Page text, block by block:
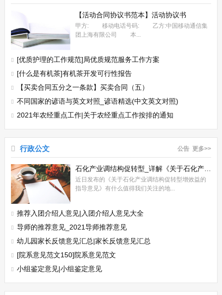
【活动合同协议书范本】活动协议书
甲方: 移动电话号码: 乙方:中国移动通信集
团上海有限公司 本...
[优质护理的工作规范]局优质规范服务工作方案
[什么是有机茶]有机茶开发可行性报告
【买卖合同五分之一条款】买卖合同（五）
不同国家的谚语与英文对照_谚语精选(中文英文对照)
2021年农经重点工作|关于农经重点工作按排的通知
行政公文 更多>>
公告
石化产业调结构促转型_详解《关于石化产业调结构促转型增效益的指导意见》
近日发布的《关于石化产业调结构促转型增效益的
指导意见》有什么值得我们关注的地...
推荐入团介绍人意见|入团介绍人意见大全
导师的推荐意见_2021导师推荐意见
幼儿园家长反馈意见汇总|家长反馈意见汇总
[院系意见范文150]院系意见范文
小组鉴定意见|小组鉴定意见